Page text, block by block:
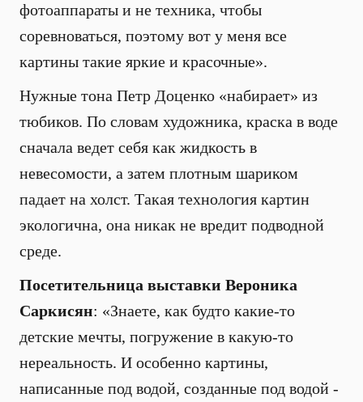
фотоаппараты и не техника, чтобы
соревноваться, поэтому вот у меня все
картины такие яркие и красочные».
Нужные тона Петр Доценко «набирает» из
тюбиков. По словам художника, краска в воде
сначала ведет себя как жидкость в
невесомости, а затем плотным шариком
падает на холст. Такая технология картин
экологична, она никак не вредит подводной
среде.
Посетительница выставки Вероника
Саркисян: «Знаете, как будто какие-то
детские мечты, погружение в какую-то
нереальность. И особенно картины,
написанные под водой, созданные под водой -